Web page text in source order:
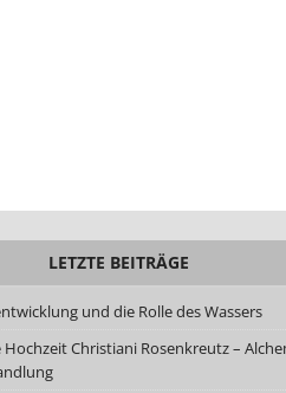
LETZTE BEITRÄGE
und die Rolle des Wassers
Hochzeit Christiani Rosenkreutz –